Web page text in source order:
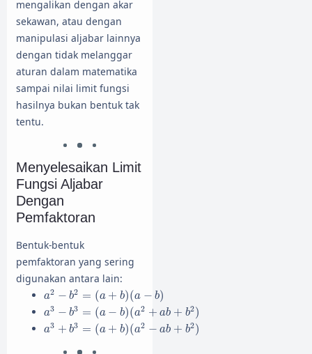
mengalikan dengan akar
sekawan, atau dengan
manipulasi aljabar lainnya
dengan tidak melanggar
aturan dalam matematika
sampai nilai limit fungsi
hasilnya bukan bentuk tak
tentu.
Menyelesaikan Limit
Fungsi Aljabar
Dengan
Pemfaktoran
Bentuk-bentuk
pemfaktoran yang sering
digunakan antara lain:
a2 − b2 = (a + b)(a − b)
2 b2 + ) a−b
a3 − b3 = (a − b)(a2 + ab + b2)
3 b3 − a2+ ab + b 2
a3 + b3 = (a + b)(a2 − ab + b2)
3 + b3 + ( a2− ab 2